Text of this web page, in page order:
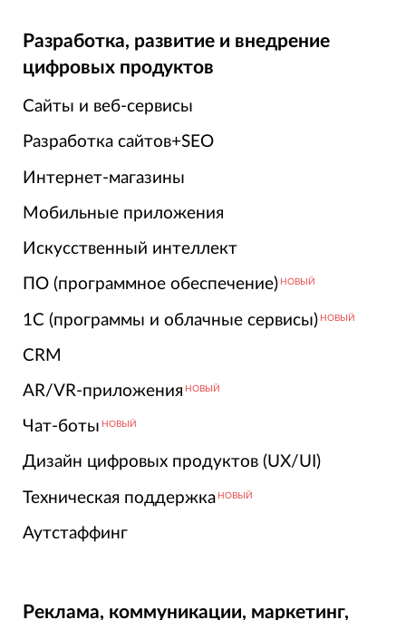
Разработка, развитие и внедрение
цифровых продуктов
Сайты и веб-сервисы
Разработка сайтов+SEO
Интернет-магазины
Мобильные приложения
Искусственный интеллект
ПО (программное обеспечение) НОВЫЙ
1С (программы и облачные сервисы) НОВЫЙ
CRM
AR/VR-приложения НОВЫЙ
Чат-боты НОВЫЙ
Дизайн цифровых продуктов (UX/UI)
Техническая поддержка НОВЫЙ
Аутстаффинг
Реклама, коммуникации, маркетинг,